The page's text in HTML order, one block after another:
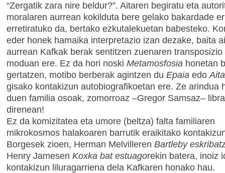
“Zergatik zara nire beldur?”. Aitaren begiratu eta
moralaren aurrean kokilduta bere gelako bakardade
erretiratuko da, bertako ezkutalekuetan babesteko.
eder honek hamaika interpretazio izan dezake, baita
aurrean Kafkak berak sentitzen zuenaren transposizio
moduan ere. Ez da hori noski Metamosfosia honetan
gertatzen, motibo berberak agintzen du Epaia edo
gisako kontakizun autobiografikoetan ere. Ze arindua
duen familia osoak, zomorroaz –Gregor Samsaz–
direnean!
Ez da komizitatea eta umore (beltza) falta familiaren
mikrokosmos halakoaren barrutik eraikitako
Borgesek zioen, Herman Melvilleren Bartleby
Henry Jamesen Koxka bat estuagorekin batera, inoiz
kontakizun liluragarriena dela Kafkaren honako hau.